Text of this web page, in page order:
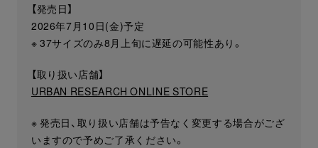
【発売日】
2026年7月10日(金)予定
※ 37サイズのみ8月上旬に遅延の可能性あり。
【取り扱い店舗】
URBAN RESEARCH ONLINE STORE
※ 発売日、取り扱い店舗は予告なく変更する場合がござ
いますので予めご了承ください。